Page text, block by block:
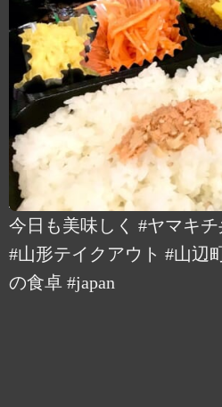
今日も美味しく #ヤマキ
#山形テイクアウト #山辺
の食卓 #japan